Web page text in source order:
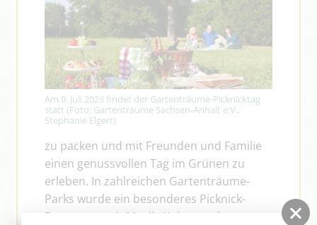
Am 9. Juli 2023 findet der Gartenträume-Picknicktag
statt (Foto: Gartenträume Sachsen-Anhalt e.V.,
Stephanie Elgert)
zu packen und mit Freunden und Familie
einen genussvollen Tag im Grünen zu
erleben. In zahlreichen Gartenträume-
Parks wurde ein besonderes Picknick-
Programm mit Musik, Kultur und